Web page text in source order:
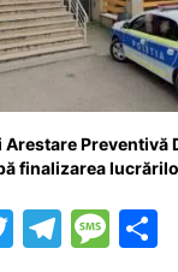
Preventivă
finalizarea
T
T
M